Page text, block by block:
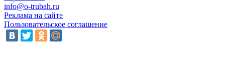
info@o-trubah.ru
Реклама на сайте
Пользовательское соглашение